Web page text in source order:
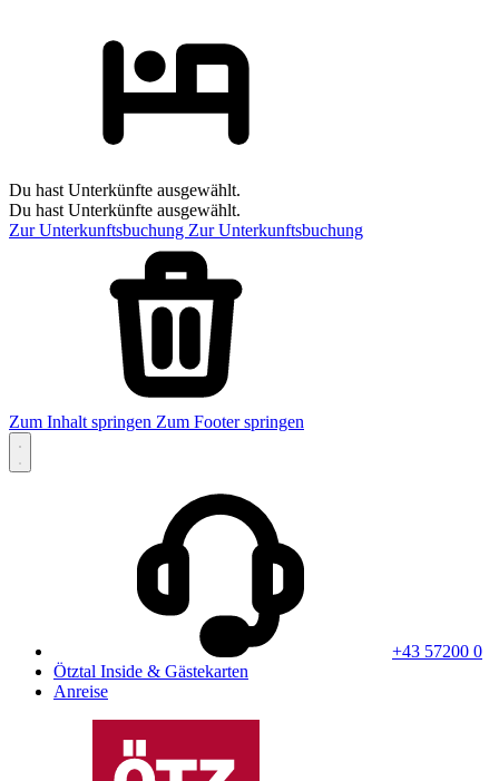
Du hast Unterkünfte ausgewählt.
Du hast Unterkünfte ausgewählt.
Zur Unterkunftsbuchung Zur Unterkunftsbuchung
Zum Inhalt springen Zum Footer springen
+43 57200 0
Ötztal Inside & Gästekarten
Anreise